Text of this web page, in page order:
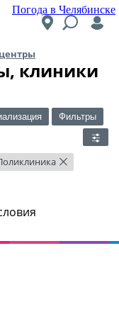
Погода в Челябинске
клиники
Фильтры
×